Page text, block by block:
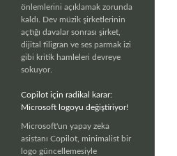
önlemlerini açıklamak zorunda
kaldı. Dev müzik şirketlerinin
açtığı davalar sonrası şirket,
dijital filigran ve ses parmak izi
gibi kritik hamleleri devreye
sokuyor.
Copilot için radikal karar:
Microsoft logoyu değiştiriyor!
Microsoft'un yapay zeka
asistanı Copilot, minimalist bir
logo güncellemesiyle